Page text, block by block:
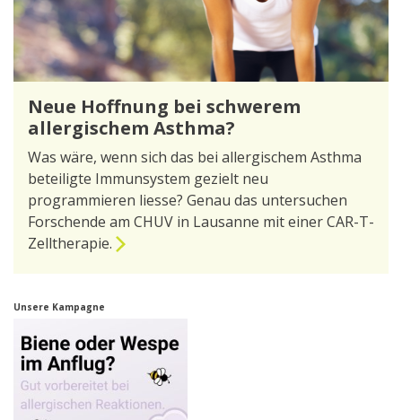
Neue Hoffnung bei schwerem
allergischem Asthma?
Was wäre, wenn sich das bei allergischem Asthma
beteiligte Immunsystem gezielt neu
programmieren liesse? Genau das untersuchen
Forschende am CHUV in Lausanne mit einer CAR-T-
Zelltherapie.
Unsere Kampagne